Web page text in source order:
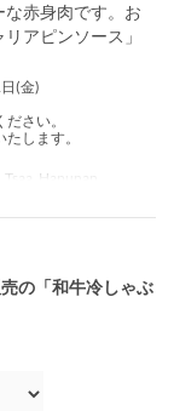
赤身肉です。お
アピンソース」
(金)
さい。
します。
Hapunan
の「和牛冷しゃぶ